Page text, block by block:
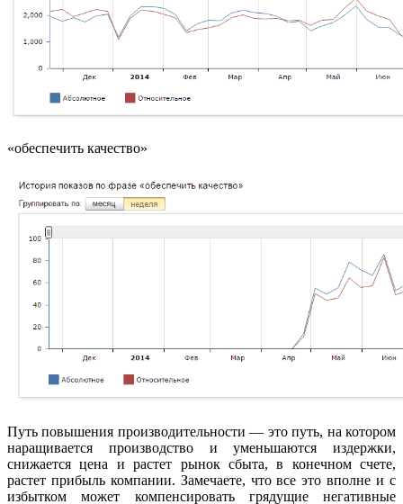
«обеспечить качество»
Путь повышения производительности — это путь, на котором
наращивается производство и уменьшаются издержки,
снижается цена и растет рынок сбыта, в конечном счете,
растет прибыль компании. Замечаете, что все это вполне и с
избытком может компенсировать грядущие негативные